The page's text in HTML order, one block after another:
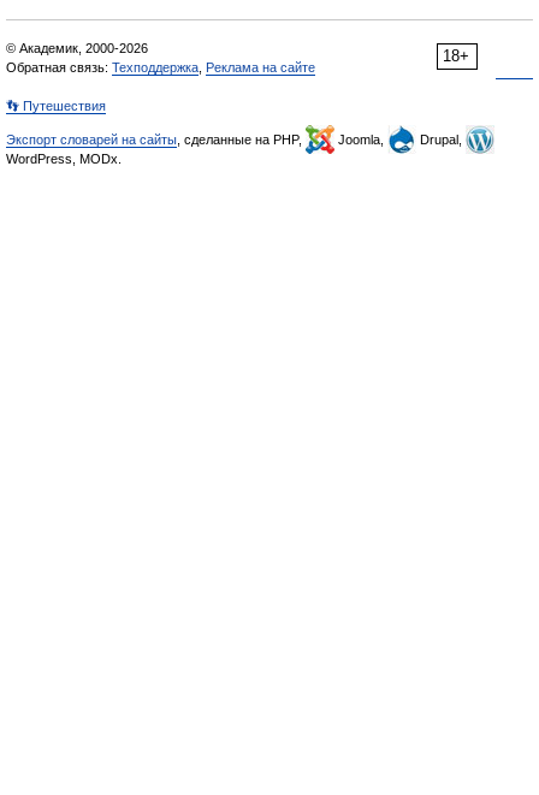
18+
© Академик, 2000-2026
Обратная связь: Техподдержка Реклама на сайте
👣 Путешествия
Экспорт словарей на сайты , сделанные на PHP, Joomla,
Drupal,
WordPress, MODx.